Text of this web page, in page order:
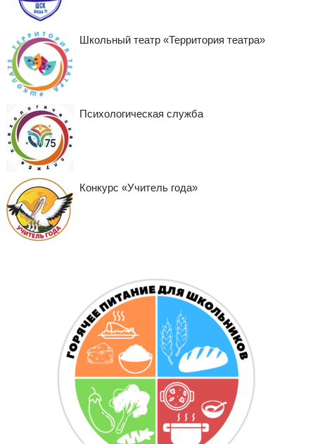
Школьный театр «Территория театра»
Психологическая служба
Конкурс «Учитель года»